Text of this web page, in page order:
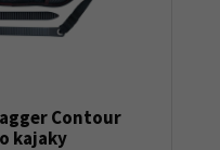
Contour
kajaky